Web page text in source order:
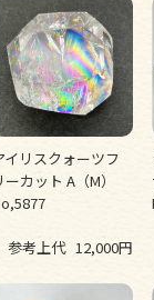
イリスクォーツフ
ーカット A（M）
参考上代 12,000円